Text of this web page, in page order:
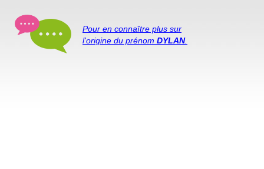
Pour en connaître plus sur
l'origine du prénom DYLAN.